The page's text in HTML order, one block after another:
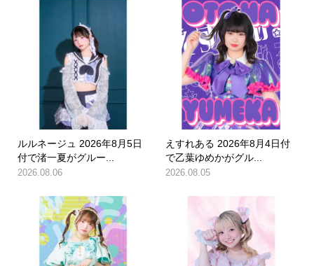
ルルネージュ 2026年8月5日
付で渚一夏がグルー...
2026.08.06
えすれある 2026年8月4日付
で乙葉ゆめかがグル...
2026.08.05